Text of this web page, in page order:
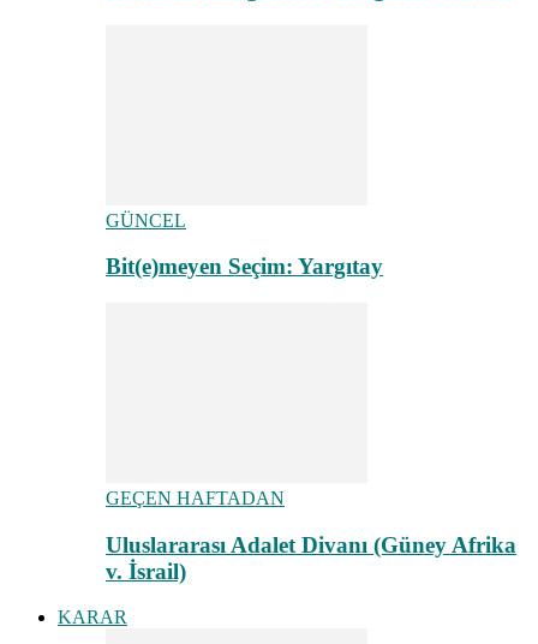
GÜNCEL
Bit(e)meyen Seçim: Yargıtay
GEÇEN HAFTADAN
Uluslararası Adalet Divanı (Güney Afrika
v. İsrail)
KARAR